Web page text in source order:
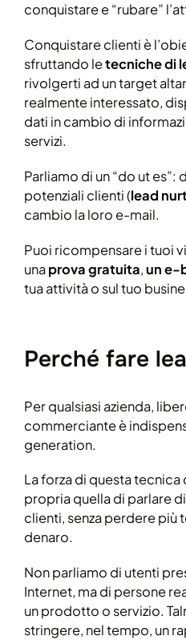
conquistare e “rubare”
Conquistare clienti è
sfruttando letecniche di
rivolgerti ad un target
realmente interessato,
dati in cambio di
servizi.
Parliamo di un “do ut es”:
potenziali clienti (lead
cambio la loro e-mail.
Puoi ricompensare i tuoi
unaprova gratuita,un e-
tua attività o sul tuo
Perché fare
Per qualsiasi azienda,
commerciante è
generation.
La forza di questa
propria quella di parlare
clienti, senza perdere più
denaro.
Non parliamo di utenti
Internet, ma di persone
un prodotto o servizio.
stringere, nel tempo, un